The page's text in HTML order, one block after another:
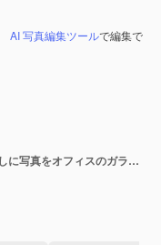
AI 写真編集ツールで編集で
魅力的なビジネスウーマンのガラス越しに写真をオフィスのガラスに貼ってステッカーを貼ってください。